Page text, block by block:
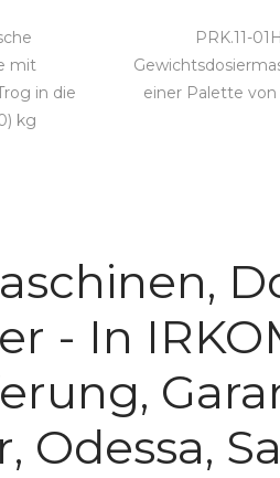
mit
in die
kg
PRK.11-
einer Palette von
- In
Odessa,